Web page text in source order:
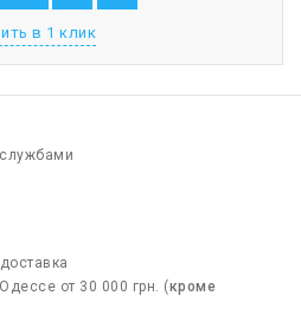
в 1 клик
от 30 000 грн. (кроме